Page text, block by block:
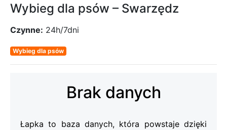
Wybieg dla psów – Swarzędz
Czynne: 24h/7dni
Wybieg dla psów
Brak danych
Łapka to baza danych, która powstaje dzięki